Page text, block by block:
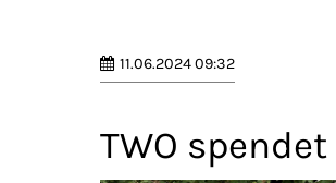
11.06.2024 09:32
TWO spendet